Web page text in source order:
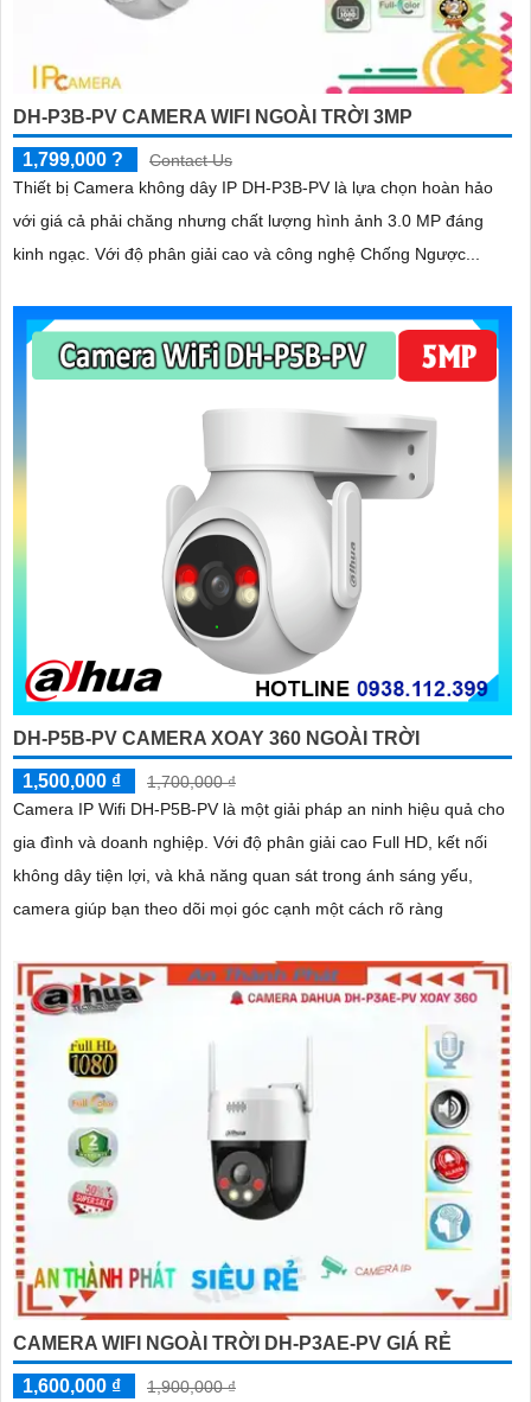
DH-P3B-PV CAMERA WIFI NGOÀI TRỜI 3MP
1,799,000 ?
Contact Us
Thiết bị Camera không dây IP DH-P3B-PV là lựa chọn hoàn hảo
với giá cả phải chăng nhưng chất lượng hình ảnh 3.0 MP đáng
kinh ngạc. Với độ phân giải cao và công nghệ Chống Ngược...
DH-P5B-PV CAMERA XOAY 360 NGOÀI TRỜI
1,500,000 ₫
1,700,000 ₫
Camera IP Wifi DH-P5B-PV là một giải pháp an ninh hiệu quả cho
gia đình và doanh nghiệp. Với độ phân giải cao Full HD, kết nối
không dây tiện lợi, và khả năng quan sát trong ánh sáng yếu,
camera giúp bạn theo dõi mọi góc cạnh một cách rõ ràng
CAMERA WIFI NGOÀI TRỜI DH-P3AE-PV GIÁ RẺ
1,600,000 ₫
1,900,000 ₫